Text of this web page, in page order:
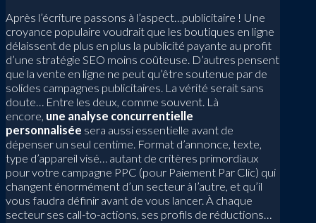
Après l’écriture passons à l’aspect…publicitaire ! Une
croyance populaire voudrait que les boutiques en ligne
délaissent de plus en plus la publicité payante au profit
d’une stratégie SEO moins coûteuse. D’autres pensent
que la vente en ligne ne peut qu’être soutenue par de
solides campagnes publicitaires. La vérité serait sans
doute… Entre les deux, comme souvent. Là
encore, une analyse concurrentielle
personnalisée sera aussi essentielle avant de
dépenser un seul centime. Format d’annonce, texte,
type d’appareil visé… autant de critères primordiaux
pour votre campagne PPC (pour Paiement Par Clic) qui
changent énormément d’un secteur à l’autre, et qu’il
vous faudra définir avant de vous lancer. À chaque
secteur ses call-to-actions, ses profils de réductions…